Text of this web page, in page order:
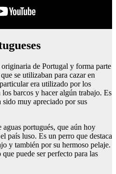
originaria de Portugal y forma parte
se utilizaban para cazar en
era utilizado por los
barcos y hacer algún trabajo. Es
sido muy apreciado por sus
portugués, que aún hoy
país luso. Es un perro que destaca
y también por su hermoso pelaje.
puede ser perfecto para las